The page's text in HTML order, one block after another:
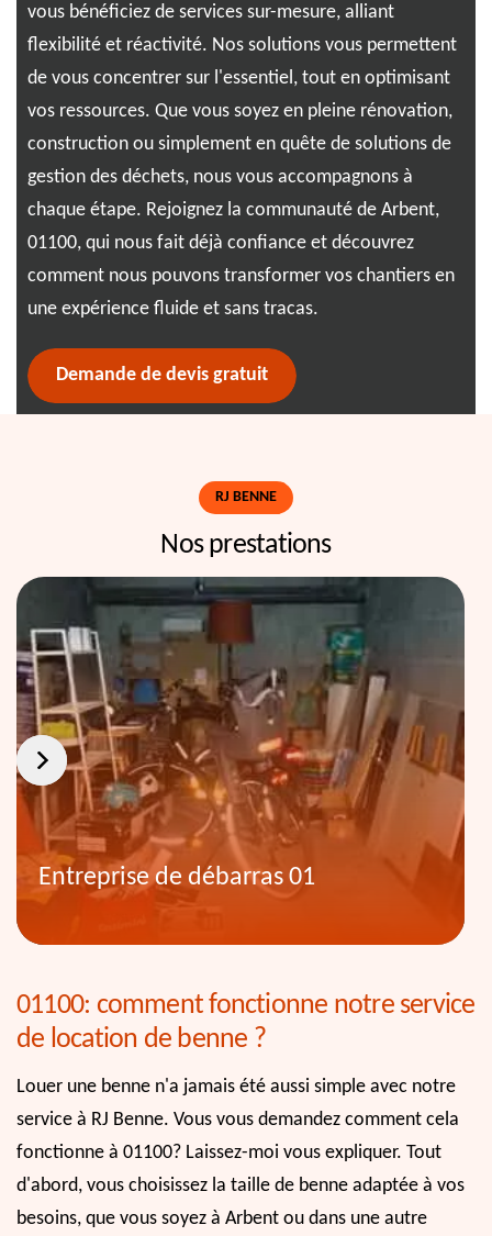
vous bénéficiez de services sur-mesure, alliant
flexibilité et réactivité. Nos solutions vous permettent
de vous concentrer sur l'essentiel, tout en optimisant
vos ressources. Que vous soyez en pleine rénovation,
construction ou simplement en quête de solutions de
gestion des déchets, nous vous accompagnons à
chaque étape. Rejoignez la communauté de Arbent,
01100, qui nous fait déjà confiance et découvrez
comment nous pouvons transformer vos chantiers en
une expérience fluide et sans tracas.
Demande de devis gratuit
RJ BENNE
Nos prestations
Entreprise de débarras 01
01100: comment fonctionne notre service
de location de benne ?
Louer une benne n'a jamais été aussi simple avec notre
service à RJ Benne. Vous vous demandez comment cela
fonctionne à 01100? Laissez-moi vous expliquer. Tout
d'abord, vous choisissez la taille de benne adaptée à vos
besoins, que vous soyez à Arbent ou dans une autre